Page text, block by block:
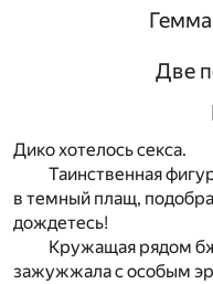
Две
Дико хотелось секса.
Таинственная
в темный плащ,
дождетесь!
Кружащая рядом
зажужжала с особым